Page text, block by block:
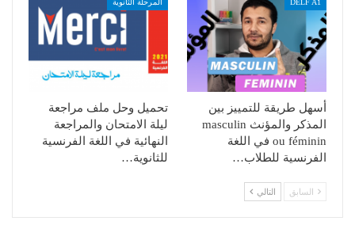
DELF A1
أسهل طريقة للتمييز بين
المذكر والمؤنث masculin
ou féminin في اللغة
الفرنسية للطلاب…
المرحلة الثانوية
تحميل وحل ملف مراجعة
ليلة الامتحان والمراجعة
النهائية في اللغة الفرنسية
للثانوية…
السابق التالي